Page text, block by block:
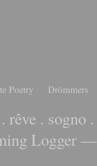
Poetry Drömmers
rêve . sogno
Logger